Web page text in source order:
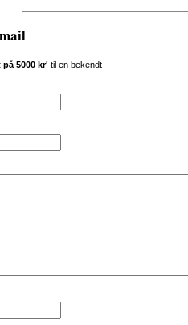
5000 kr' til en bekendt